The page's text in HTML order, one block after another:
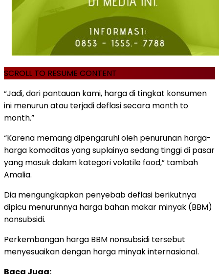
SCROLL TO RESUME CONTENT
“Jadi, dari pantauan kami, harga di tingkat konsumen
ini menurun atau terjadi deflasi secara month to
month.”
“Karena memang dipengaruhi oleh penurunan harga-
harga komoditas yang suplainya sedang tinggi di pasar
yang masuk dalam kategori volatile food,” tambah
Amalia.
Dia mengungkapkan penyebab deflasi berikutnya
dipicu menurunnya harga bahan makar minyak (BBM)
nonsubsidi.
Perkembangan harga BBM nonsubsidi tersebut
menyesuaikan dengan harga minyak internasional.
Baca Juga: